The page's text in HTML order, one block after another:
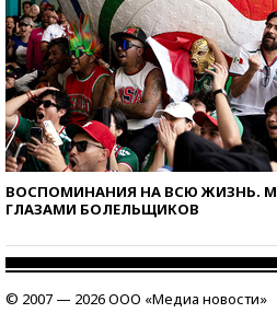
ВОСПОМИНАНИЯ НА ВСЮ ЖИЗНЬ.
ГЛАЗАМИ БОЛЕЛЬЩИКОВ
© 2007 — 2026 ООО «Медиа новости»